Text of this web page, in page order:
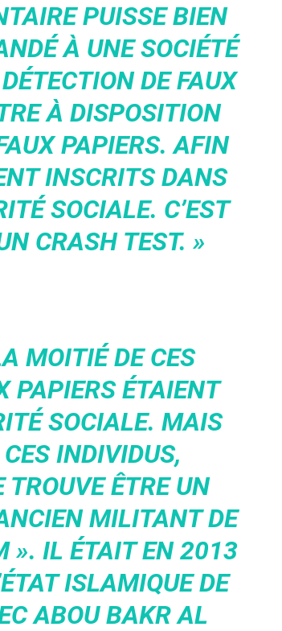
PUISSE BIEN
À UNE SOCIÉTÉ
DE FAUX
À DISPOSITION
PAPIERS. AFIN
INSCRITS DANS
SOCIALE. C’EST
CRASH TEST. »
MOITIÉ DE CES
PAPIERS ÉTAIENT
SOCIALE. MAIS
INDIVIDUS,
ÊTRE UN
MILITANT DE
». IL ÉTAIT EN 2013
ISLAMIQUE DE
ABOU BAKR AL